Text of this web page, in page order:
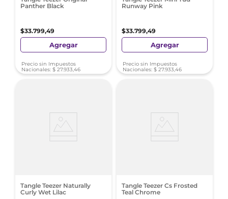
Panther Black
$33.799,49
Agregar
Precio sin Impuestos
Nacionales: $ 27.933,46
Runway Pink
$33.799,49
Agregar
Precio sin Impuestos
Nacionales: $ 27.933,46
Tangle Teezer Naturally
Curly Wet Lilac
Tangle Teezer Cs Frosted
Teal Chrome